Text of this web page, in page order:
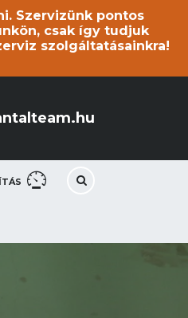
Szervizünk pontos
csak így tudjuk
szolgáltatásainkra!